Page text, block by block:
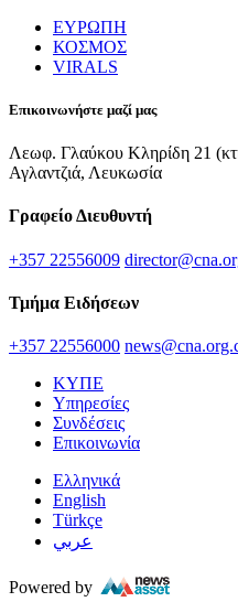
ΕΥΡΩΠΗ
ΚΟΣΜΟΣ
VIRALS
Επικοινωνήστε μαζί μας
Λεωφ. Γλαύκου Κληρίδη 21
Αγλαντζιά, Λευκωσία
Γραφείο Διευθυντή
+357 22556009
Τμήμα Ειδήσεων
+357 22556000
ΚΥΠΕ
Υπηρεσίες
Συνδέσεις
Επικοινωνία
Ελληνικά
English
Türkçe
عربي
Powered by